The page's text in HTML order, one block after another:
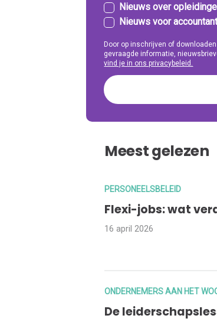
Nieuws over
Nieuws voor
Door op inschrijven of
gevraagde informatie,
vind je in ons privacybeleid.
Meest gelezen
PERSONEELSBELEID
Flexi-jobs: wat
16 april 2026
ONDERNEMERS AAN HET
De